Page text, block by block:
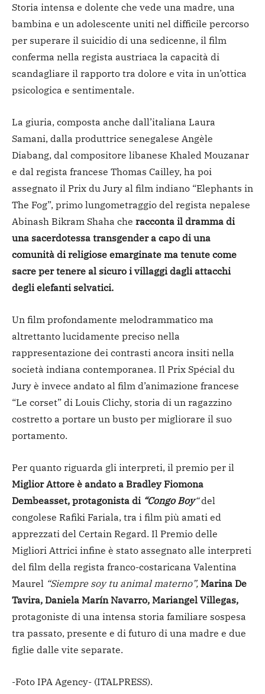
Storia intensa e dolente che vede una madre, una
bambina e un adolescente uniti nel difficile percorso
per superare il suicidio di una sedicenne, il film
conferma nella regista austriaca la capacità di
scandagliare il rapporto tra dolore e vita in un’ottica
psicologica e sentimentale.
La giuria, composta anche dall’italiana Laura
Samani, dalla produttrice senegalese Angèle
Diabang, dal compositore libanese Khaled Mouzanar
e dal regista francese Thomas Cailley, ha poi
assegnato il Prix du Jury al film indiano “Elephants in
The Fog”, primo lungometraggio del regista nepalese
Abinash Bikram Shaha che racconta il dramma di
una sacerdotessa transgender a capo di una
comunità di religiose emarginate ma tenute come
sacre per tenere al sicuro i villaggi dagli attacchi
degli elefanti selvatici.
Un film profondamente melodrammatico ma
altrettanto lucidamente preciso nella
rappresentazione dei contrasti ancora insiti nella
società indiana contemporanea. Il Prix Spécial du
Jury è invece andato al film d’animazione francese
“Le corset” di Louis Clichy, storia di un ragazzino
costretto a portare un busto per migliorare il suo
portamento.
Per quanto riguarda gli interpreti, il premio per il
Miglior Attore è andato a Bradley Fiomona
Dembeasset, protagonista di “Congo Boy“del
congolese Rafiki Fariala, tra i film più amati ed
apprezzati del Certain Regard. Il Premio delle
Migliori Attrici infine è stato assegnato alle interpreti
del film della regista franco-costaricana Valentina
Maurel “Siempre soy tu animal materno”, Marina De
Tavira, Daniela Marín Navarro, Mariangel Villegas,
protagoniste di una intensa storia familiare sospesa
tra passato, presente e di futuro di una madre e due
figlie dalle vite separate.
-Foto IPA Agency- (ITALPRESS).